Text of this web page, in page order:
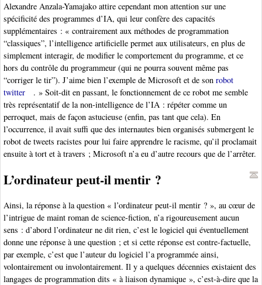
Alexandre Anzala-Yamajako attire cependant mon attention sur une
spécificité des programmes d’IA, qui leur confère des capacités
supplémentaires : « contrairement aux méthodes de programmation
“classiques”, l’intelligence artificielle permet aux utilisateurs, en plus de
simplement interagir, de modifier le comportement du programme, et ce
hors du contrôle du programmeur (qui ne pourra souvent même pas
“corriger le tir”). J’aime bien l’exemple de Microsoft et de son robot
twitter
. » Soit-dit en passant, le fonctionnement de ce robot me semble
très représentatif de la non-intelligence de l’IA : répéter comme un
perroquet, mais de façon astucieuse (enfin, pas tant que cela). En
l’occurrence, il avait suffi que des internautes bien organisés submergent le
robot de tweets racistes pour lui faire apprendre le racisme, qu’il proclamait
ensuite à tort et à travers ; Microsoft n’a eu d’autre recours que de l’arrêter.
L’ordinateur peut-il mentir ?
Ainsi, la réponse à la question « l’ordinateur peut-il mentir ? », au cœur de
l’intrigue de maint roman de science-fiction, n’a rigoureusement aucun
sens : d’abord l’ordinateur ne dit rien, c’est le logiciel qui éventuellement
donne une réponse à une question ; et si cette réponse est contre-factuelle,
par exemple, c’est que l’auteur du logiciel l’a programmée ainsi,
volontairement ou involontairement. Il y a quelques décennies existaient des
langages de programmation dits « à liaison dynamique », c’est-à-dire que la